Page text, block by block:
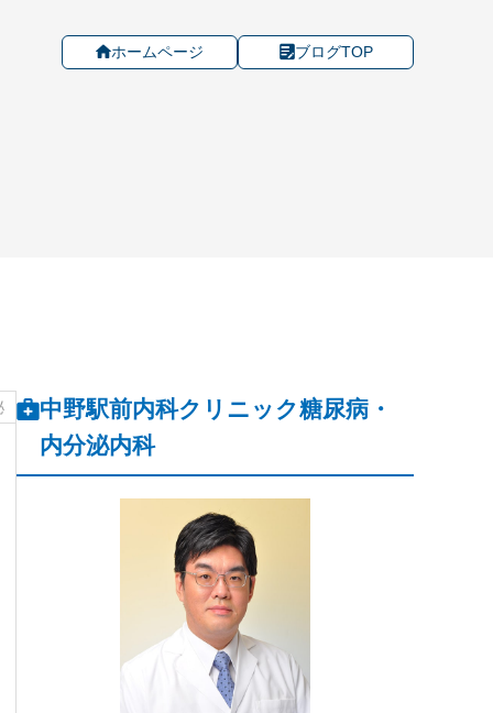
ホームページ ブログTOP
中野駅前内科クリニック糖尿病・
内分泌内科